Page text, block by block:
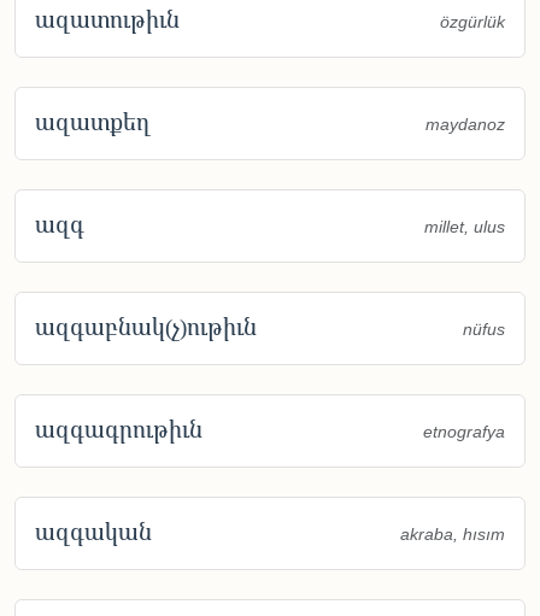
ազատութիւն özgürlük
ազատքեղ maydanoz
ազգ millet, ulus
ազգաբնակ(չ)ութիւն nüfus
ազգագրութիւն etnografya
ազգական akraba, hısım